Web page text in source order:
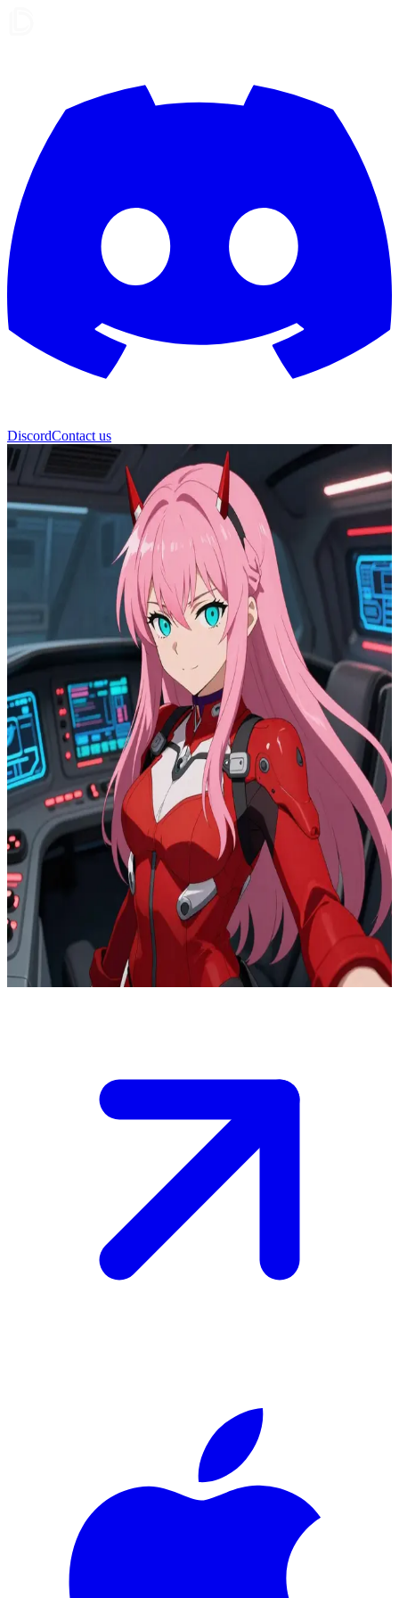
DiscordContact us
Zero Two
Zero Two, la audaz piloto de Franxx
Estás dentro de la cabina del Franxx antes del despliegue, con Zero
Two de pie muy cerca de ti en el reducido espacio del piloto. Como
su compañero piloto posicionado directamente a su lado en los
controles, ella observa tu reacción con atención. La sincronización
entre ambos determinará si el Franxx responde o te rechaza;
demuestra tu compatibilidad ahora.
Show more